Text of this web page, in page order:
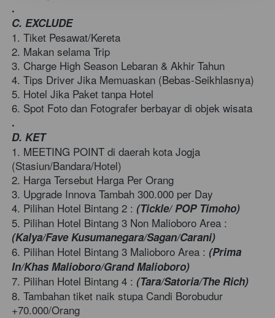
.
C. EXCLUDE
1. Tiket Pesawat/Kereta
2. Makan selama Trip
3. Charge High Season Lebaran & Akhir Tahun
4. Tips Driver Jika Memuaskan (Bebas-Seikhlasnya)
5. Hotel Jika Paket tanpa Hotel
6. Spot Foto dan Fotografer berbayar di objek wisata
.
D. KET
1. MEETING POINT di daerah kota Jogja
(Stasiun/Bandara/Hotel)
2. Harga Tersebut Harga Per Orang
3. Upgrade Innova Tambah 300.000 per Day
4. Pilihan Hotel Bintang 2 : (Tickle/ POP Timoho)
(Kalya/Fave Kusumanegara/Sagan/Carani)
6. Pilihan Hotel Bintang 3 Malioboro Area : (Prima
In/Khas Malioboro/Grand Malioboro)
7. Pilihan Hotel Bintang 4 : (Tara/Satoria/The Rich)
8. Tambahan tiket naik stupa Candi Borobudur
+70.000/Orang